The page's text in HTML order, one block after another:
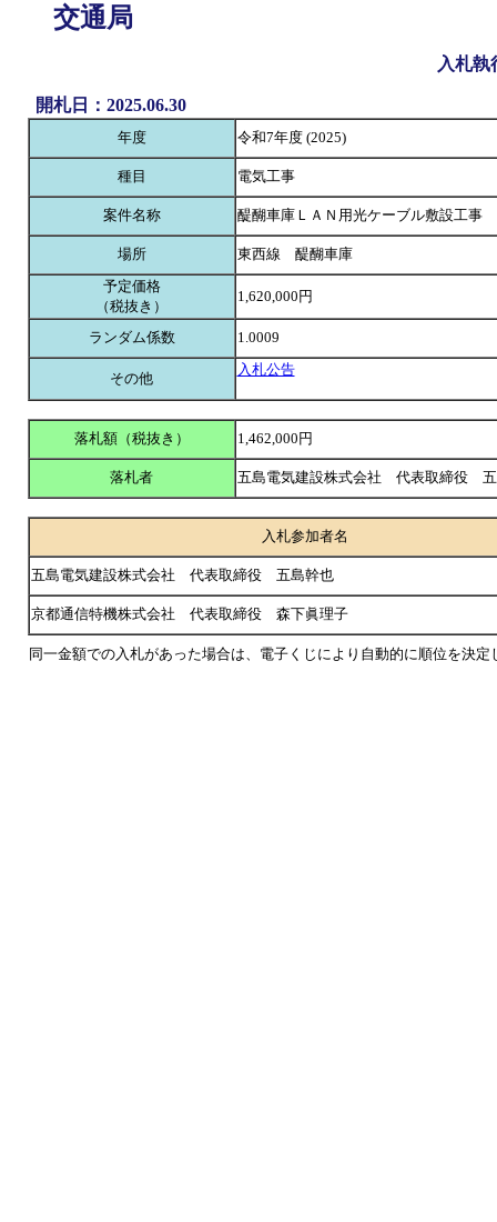
交通局
入札執
開札日：2025.06.30
年度 令和7年度 (2025)
種目 電気工事
案件名称 醍醐車庫ＬＡＮ用光ケーブル敷設工事
場所
東西線 醍醐車庫
予定価格
（税抜き）
1,620,000円
ランダム係数 1.0009
その他
入札公告
落札額（税抜き） 1,462,000円
落札者 五島電気建設株式会社 代表取締役
入札参加者名
五島電気建設株式会社 代表取締役 五島幹也
京都通信特機株式会社 代表取締役 森下眞理子
同一金額での入札があった場合は、電子くじにより自動的に順位を決定